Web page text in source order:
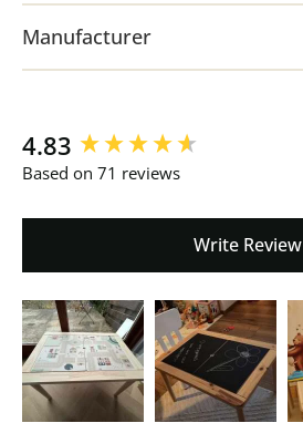
Manufacturer
4.83
Based on 71 reviews
Write Review
New content loaded